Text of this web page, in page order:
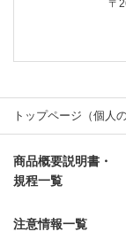
〒
トップページ（個人
商品概要説明書・
規程一覧
注意情報一覧